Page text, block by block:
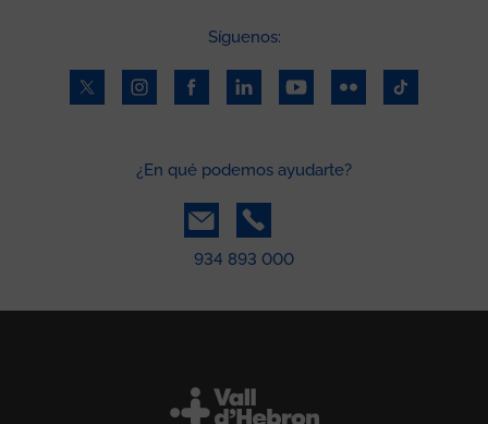
Síguenos:
¿En qué podemos ayudarte?
934 893 000